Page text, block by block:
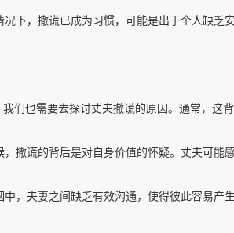
下，撒谎已成为习惯，可能是出于个人缺乏
们也需要去探讨丈夫撒谎的原因。通常，这
，撒谎的背后是对自身价值的怀疑。丈夫可
中，夫妻之间缺乏有效沟通，使得彼此容易